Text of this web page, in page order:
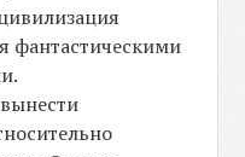
фантастическими